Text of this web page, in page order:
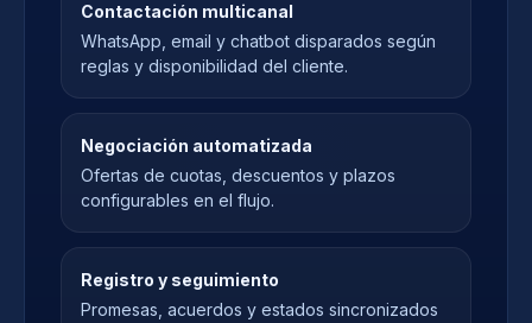
Contactación multicanal
WhatsApp, email y chatbot disparados según
reglas y disponibilidad del cliente.
Negociación automatizada
Ofertas de cuotas, descuentos y plazos
configurables en el flujo.
Registro y seguimiento
Promesas, acuerdos y estados sincronizados